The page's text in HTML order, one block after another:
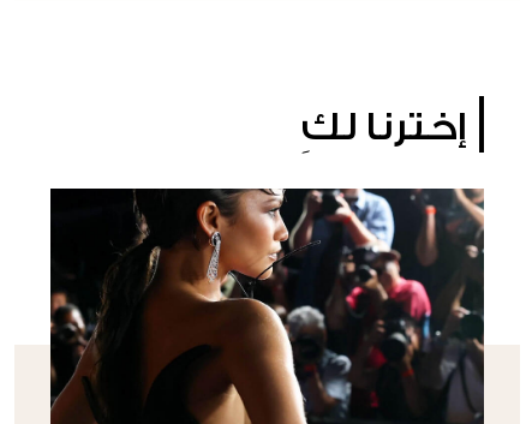
إخترنا لكِ